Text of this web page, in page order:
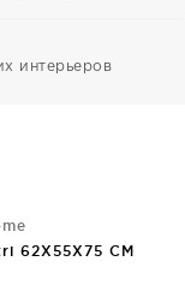
интерьеров
62X55X75 CM